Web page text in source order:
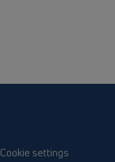
Cookie settings